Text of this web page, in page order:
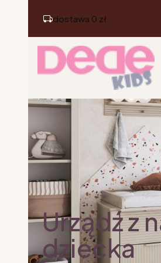
dostawa 0 zł
Urządź z
dziecka